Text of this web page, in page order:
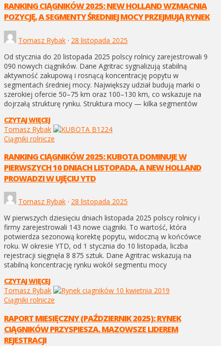
RANKING CIĄGNIKÓW 2025: NEW HOLLAND WZMACNIA
POZYCJĘ, A SEGMENTY ŚREDNIEJ MOCY PRZEJMUJĄ RYNEK
Tomasz Rybak · 28 listopada 2025
Od stycznia do 20 listopada 2025 polscy rolnicy zarejestrowali 9
090 nowych ciągników. Dane Agritrac sygnalizują stabilną
aktywność zakupową i rosnącą koncentrację popytu w
segmentach średniej mocy. Największy udział budują marki o
szerokiej ofercie 50–75 km oraz 100–130 km, co wskazuje na
dojrzałą strukturę rynku. Struktura mocy — kilka segmentów
CZYTAJ WIĘCEJ
Tomasz Rybak
Ciągniki rolnicze
RANKING CIĄGNIKÓW 2025: KUBOTA DOMINUJE W
PIERWSZYCH 10 DNIACH LISTOPADA, A NEW HOLLAND
PROWADZI W UJĘCIU YTD
Tomasz Rybak · 28 listopada 2025
W pierwszych dziesięciu dniach listopada 2025 polscy rolnicy i
firmy zarejestrowali 143 nowe ciągniki. To wartość, która
potwierdza sezonową korektę popytu, widoczną w końcówce
roku. W okresie YTD, od 1 stycznia do 10 listopada, liczba
rejestracji sięgnęła 8 875 sztuk. Dane Agritrac wskazują na
stabilną koncentrację rynku wokół segmentu mocy
CZYTAJ WIĘCEJ
Tomasz Rybak
Ciągniki rolnicze
RAPORT MIESIĘCZNY (PAŹDZIERNIK 2025): RYNEK
CIĄGNIKÓW PRZYSPIESZA. MAZOWSZE LIDEREM
REJESTRACJI